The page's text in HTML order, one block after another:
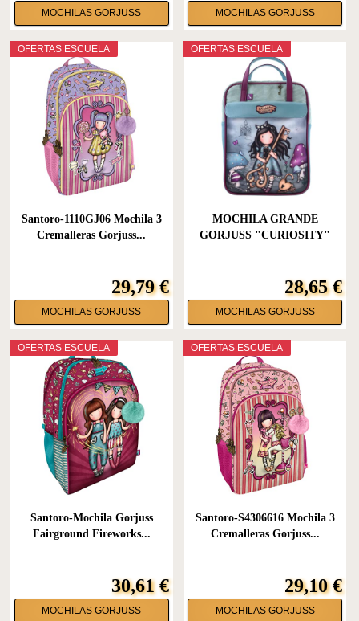
MOCHILAS GORJUSS MOCHILAS GORJUSS
OFERTAS ESCUELA
Santoro-1110GJ06 Mochila 3
Cremalleras Gorjuss...
29,79 €
MOCHILAS GORJUSS
OFERTAS ESCUELA
MOCHILA GRANDE
GORJUSS "CURIOSITY"
28,65 €
MOCHILAS GORJUSS
OFERTAS ESCUELA
Santoro-Mochila Gorjuss
Fairground Fireworks...
30,61 €
MOCHILAS GORJUSS
OFERTAS ESCUELA
Santoro-S4306616 Mochila 3
Cremalleras Gorjuss...
29,10 €
MOCHILAS GORJUSS